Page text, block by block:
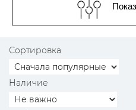
Сортировка
Наличие